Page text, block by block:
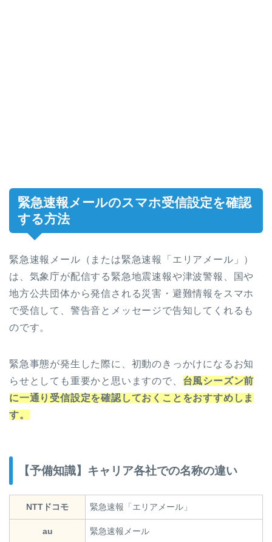
緊急速報メールのスマホ受信設定を確認
する方法
緊急速報メール（または緊急速報「エリアメール」）
は、気象庁が配信する緊急地震速報や津波警報、国や
地方公共団体から発信される災害・避難情報をスマホ
で受信して、警告音とメッセージで告知してくれるも
のです。
緊急事態が発生した際に、初動のきっかけになるお知
らせとしても重要かと思いますので、 台風シーズン前
に一通り受信設定を確認しておくことをおすすめしま
す。
【予備知識】キャリア各社での名称の違い
NTTドコモ 緊急速報「エリアメール」
au 緊急速報メール